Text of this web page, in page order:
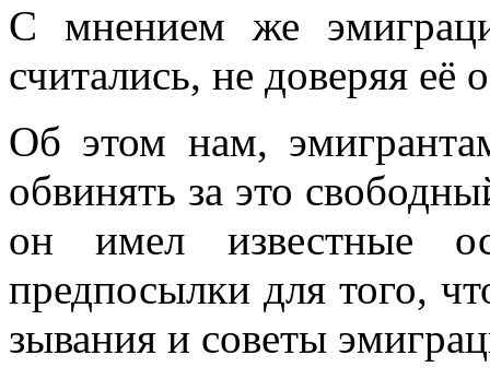
С мнением же
считались, не до­веряя её
Об этом нам,
обвинять за это
он имел известные
предпосылки для того,
зывания и советы